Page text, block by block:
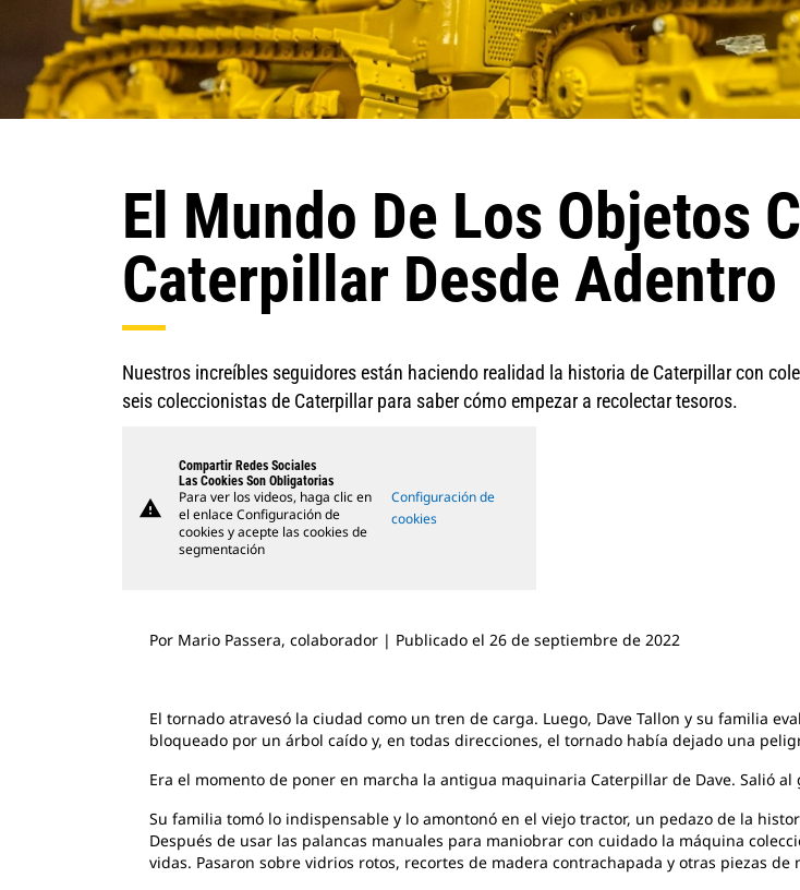
El Mundo De Los Objetos
Caterpillar Desde Adentro
Nuestros increíbles seguidores están haciendo realidad la historia de Caterpillar con
seis coleccionistas de Caterpillar para saber cómo empezar a recolectar tesoros.
warning
Compartir Redes Sociales
Las Cookies Son Obligatorias
Para ver los videos, haga clic en
el enlace Configuración de
cookies y acepte las cookies de
segmentación
Configuración de
cookies
Por Mario Passera, colaborador | Publicado el 26 de septiembre de 2022
El tornado atravesó la ciudad como un tren de carga. Luego, Dave Tallon y su familia
bloqueado por un árbol caído y, en todas direcciones, el tornado había dejado una
Era el momento de poner en marcha la antigua maquinaria Caterpillar de Dave. Salió
Su familia tomó lo indispensable y lo amontonó en el viejo tractor, un pedazo de la
Después de usar las palancas manuales para maniobrar con cuidado la máquina
vidas. Pasaron sobre vidrios rotos, recortes de madera contrachapada y otras piezas